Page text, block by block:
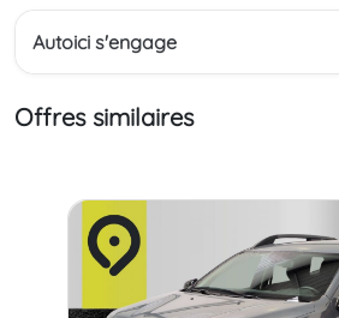
Autoici s'engage
Offres similaires